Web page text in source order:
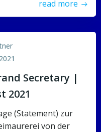
read more
Secretary |
2021
(Statement) zur
von der